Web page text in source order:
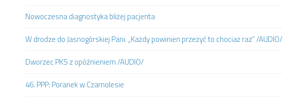
Nowoczesna diagnostyka bliżej pacjenta
W drodze do Jasnogórskiej Pani. „Każdy powinien przeżyć to chociaż raz” /AUDIO/
Dworzec PKS z opóźnieniem /AUDIO/
46. PPP: Poranek w Czarnolesie